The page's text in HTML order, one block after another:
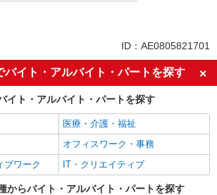
ID：AE0805821701
バイト・アルバイト・パートを探す
イト・アルバイト・パートを探す
医療・介護・福祉
オフィスワーク・事務
ブワーク
IT・クリエイティブ
からバイト・アルバイト・パートを探す